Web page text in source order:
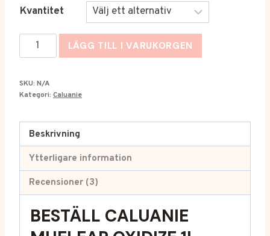
Kvantitet
Caluanie
Muelear
1L
LÄGG TILL I VARUKORGEN
SKU: N/A
Kategori: Caluanie
Beskrivning
Ytterligare information
Recensioner (3)
BESTÄLL CALUANIE